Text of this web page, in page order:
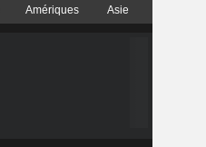
Amériques Asie